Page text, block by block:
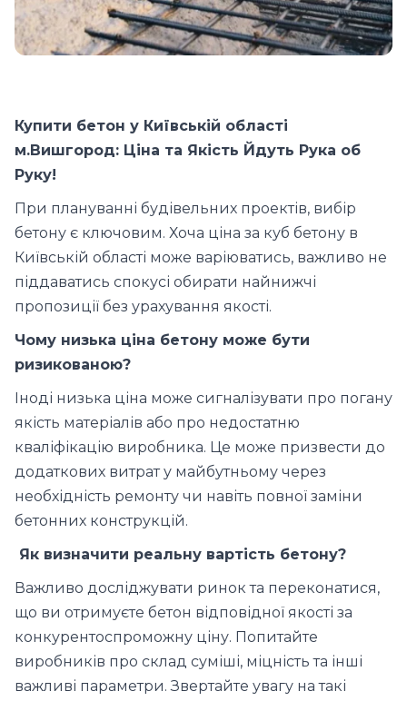
Купити бетон у Київській області
м.Вишгород: Ціна та Якість Йдуть Рука об
Руку!
При плануванні будівельних проектів, вибір
бетону є ключовим. Хоча ціна за куб бетону в
Київській області може варіюватись, важливо не
піддаватись спокусі обирати найнижчі
пропозиції без урахування якості.
Чому низька ціна бетону може бути
ризикованою?
Іноді низька ціна може сигналізувати про погану
якість матеріалів або про недостатню
кваліфікацію виробника. Це може призвести до
додаткових витрат у майбутньому через
необхідність ремонту чи навіть повної заміни
бетонних конструкцій.
Як визначити реальну вартість бетону?
Важливо досліджувати ринок та переконатися,
що ви отримуєте бетон відповідної якості за
конкурентоспроможну ціну. Попитайте
виробників про склад суміші, міцність та інші
важливі параметри. Звертайте увагу на такі